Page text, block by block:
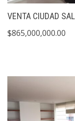
VENTA CIUDAD
$865,000,000.00